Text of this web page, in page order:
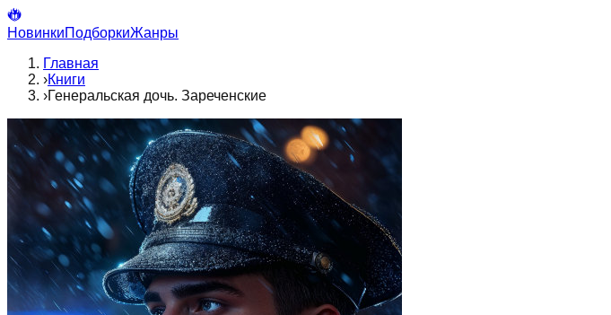
НовинкиПодборкиЖанры
Главная
›Книги
›Генеральская дочь. Зареченские